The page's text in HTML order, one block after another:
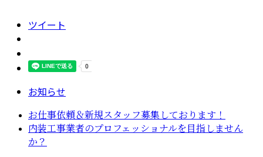
ツイート
お知らせ
お仕事依頼＆新規スタッフ募集しております！
内装工事業者のプロフェッショナルを目指しません
か？